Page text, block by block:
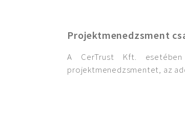
Projektmenedzsment
A CerTrust Kft.
projektmenedzsmentet, az